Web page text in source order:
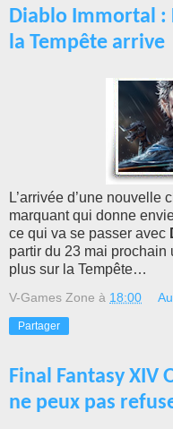
Diablo Immortal :
la Tempête arrive
L’arrivée d’une
marquant qui donne
ce qui va se passer avec
partir du 23 mai prochain
plus sur la Tempête…
V-Games Zone à 18:00
Partager
Final Fantasy XIV
ne peux pas